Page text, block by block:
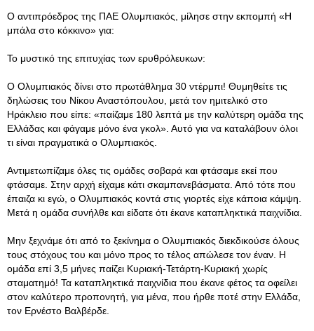
Ο αντιπρόεδρος της ΠΑΕ Ολυμπιακός, μίλησε στην εκπομπή «Η
μπάλα στο κόκκινο» για:
Το μυστικό της επιτυχίας των ερυθρόλευκων:
Ο Ολυμπιακός δίνει στο πρωτάθλημα 30 ντέρμπι! Θυμηθείτε τις
δηλώσεις του Νίκου Αναστόπουλου, μετά τον ημιτελικό στο
Ηράκλειο που είπε: «παίζαμε 180 λεπτά με την καλύτερη ομάδα της
Ελλάδας και φάγαμε μόνο ένα γκολ». Αυτό για να καταλάβουν όλοι
τι είναι πραγματικά ο Ολυμπιακός.
Αντιμετωπίζαμε όλες τις ομάδες σοβαρά και φτάσαμε εκεί που
φτάσαμε. Στην αρχή είχαμε κάτι σκαμπανεβάσματα. Από τότε που
έπαιζα κι εγώ, ο Ολυμπιακός κοντά στις γιορτές είχε κάποια κάμψη.
Μετά η ομάδα συνήλθε και είδατε ότι έκανε καταπληκτικά παιχνίδια.
Μην ξεχνάμε ότι από το ξεκίνημα ο Ολυμπιακός διεκδικούσε όλους
τους στόχους του και μόνο προς το τέλος απώλεσε τον έναν. Η
ομάδα επί 3,5 μήνες παίζει Κυριακή-Τετάρτη-Κυριακή χωρίς
σταματημό! Τα καταπληκτικά παιχνίδια που έκανε φέτος τα οφείλει
στον καλύτερο προπονητή, για μένα, που ήρθε ποτέ στην Ελλάδα,
τον Ερνέστο Βαλβέρδε.